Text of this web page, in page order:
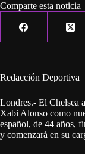
Comparte esta noticia
Redacción Deportiva
Londres.- El Chelsea
Xabi Alonso como
español, de 44 años,
y comenzará en su